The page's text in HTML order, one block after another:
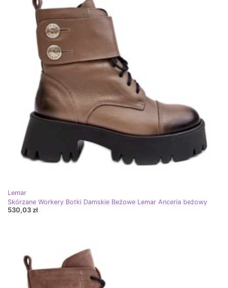
Lemar
Skórzane Workery Botki Damskie Beżowe Lemar Anceria beżowy
530,03 zł